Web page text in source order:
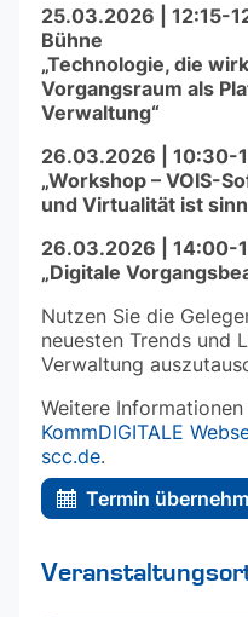
25.03.2026 | 12:15-
Bühne
„Technologie, die
Vorgangsraum als
Verwaltung“
26.03.2026 | 10:30-
„Workshop – VOIS-
und Virtualität ist
26.03.2026 | 14:00-
„Digitale
Nutzen Sie die
neuesten Trends und
Verwaltung
Weitere
KommDIGITALE
scc.de.
Termin